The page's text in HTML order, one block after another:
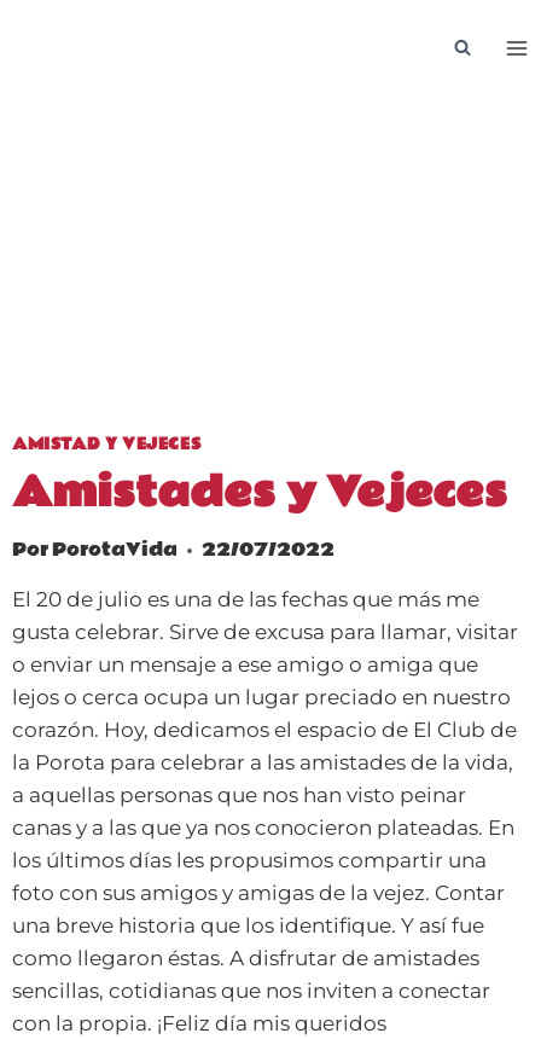
AMISTAD Y VEJECES
Amistades y Vejeces
PorPorotaVida 22/07/2022
El 20 de julio es una de las fechas que más me
gusta celebrar. Sirve de excusa para llamar, visitar
o enviar un mensaje a ese amigo o amiga que
lejos o cerca ocupa un lugar preciado en nuestro
corazón. Hoy, dedicamos el espacio de El Club de
la Porota para celebrar a las amistades de la vida,
a aquellas personas que nos han visto peinar
canas y a las que ya nos conocieron plateadas. En
los últimos días les propusimos compartir una
foto con sus amigos y amigas de la vejez. Contar
una breve historia que los identifique. Y así fue
como llegaron éstas. A disfrutar de amistades
sencillas, cotidianas que nos inviten a conectar
con la propia. ¡Feliz día mis queridos